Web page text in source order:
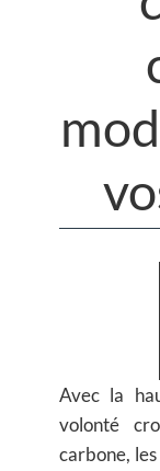
Avec la
volonté
carbone,